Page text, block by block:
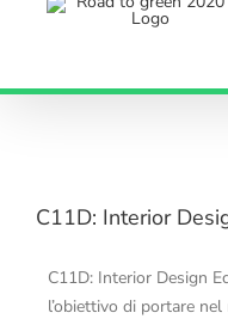
C11D: Interior
C11D: Interior Design
l’obiettivo di portare